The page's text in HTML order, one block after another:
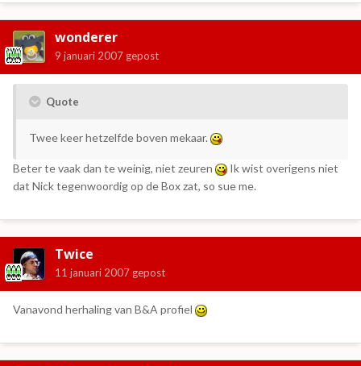
wonderer
9 januari 2007 gepost
Quote
Twee keer hetzelfde boven mekaar.
Beter te vaak dan te weinig, niet zeuren
Ik wist overigens niet
dat Nick tegenwoordig op de Box zat, so sue me.
Twice
11 januari 2007 gepost
Vanavond herhaling van B&A profiel